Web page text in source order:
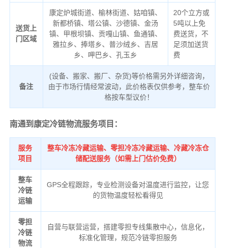
送货上
门区域
康定炉城街道、榆林街道、姑咱镇、
新都桥镇、塔公镇、沙德镇、金汤
镇、甲根坝镇、贡嘎山镇、鱼通镇、
雅拉乡、捧塔乡、普沙绒乡、吉居
乡、呷巴乡、孔玉乡
20个立方或
5吨以上免
费送货，不
足须加送货
费
备注
(设备、搬家、搬厂、杂货)等价格需另外详细咨询，
由于市场行情经常波动，此价格表仅供参考，整车价
格按车型议价！
南通到康定冷链物流服务项目：
服务
项目
整车冷冻冷藏运输、零担冷冻冷藏运输、冷藏冷冻仓
储配送服务（如需上门估价免费）
整车
冷链
运输
GPS全程跟踪，专业检测设备对温度进行监控，让您
的货物温度轻松看得见
零担
冷链
物流
自营与联营运营，搭建零担专线集散中心，信息化，
标准化管理，规范冷链零担服务